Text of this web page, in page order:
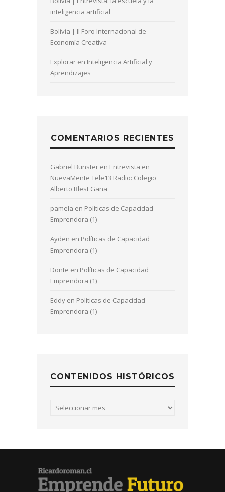
inteligencia artificial
Bolivia | II Foro Internacional de
Economía Creativa
Explorar en Inteligencia Artificial y
Aprendizajes
COMENTARIOS RECIENTES
Gabriel Bunster en Entrevista en
NuevaMente Tele13 Radio: Colegio
Alberto Blest Gana
pamela en Políticas de Capacidad
Emprendora (1)
Ayden en Políticas de Capacidad
Emprendora (1)
Donte en Políticas de Capacidad
Emprendora (1)
Eddy en Políticas de Capacidad
Emprendora (1)
CONTENIDOS HISTÓRICOS
Contenidos